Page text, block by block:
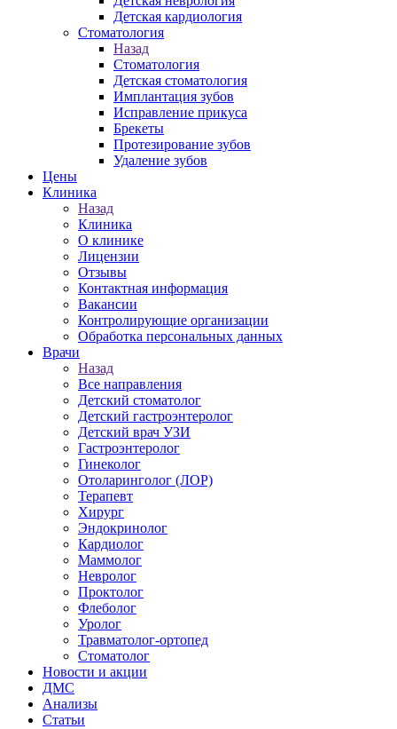
Детская кардиология
Стоматология
Назад
Стоматология
Детская стоматология
Имплантация зубов
Исправление прикуса
Брекеты
Протезирование зубов
Удаление зубов
Цены
Клиника
Назад
Клиника
О клинике
Лицензии
Отзывы
Контактная информация
Вакансии
Контролирующие организации
Обработка персональных данных
Врачи
Назад
Все направления
Детский стоматолог
Детский гастроэнтеролог
Детский врач УЗИ
Гастроэнтеролог
Гинеколог
Отоларинголог (ЛОР)
Терапевт
Хирург
Эндокринолог
Кардиолог
Маммолог
Невролог
Проктолог
Флеболог
Уролог
Травматолог-ортопед
Стоматолог
Новости и акции
ДМС
Анализы
Статьи